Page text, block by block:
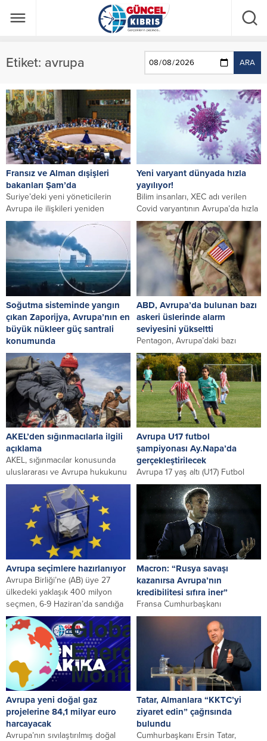
Etiket: avrupa ARA
Fransız ve Alman dışişleri
bakanları Şam’da
Suriye’deki yeni yöneticilerin
Avrupa ile ilişkileri yeniden
başlatması için ‘koşullar’. Suriye
Devlet Başkanı Beşşar Esed’in...
Yeni varyant dünyada hızla
yayılıyor!
Bilim insanları, XEC adı verilen
Covid varyantının Avrupa’da hızla
yayıldığını ve yakında baskın tür
haline...
Soğutma sisteminde yangın
çıkan Zaporijya, Avrupa’nın en
büyük nükleer güç santrali
konumunda
Avrupa’nın en büyük nükleer güç
santrali (NGS) Zaporijya’nın
soğutma sisteminde dün çıkan
yangın önemli oranda...
ABD, Avrupa’da bulunan bazı
askeri üslerinde alarm
seviyesini yükseltti
Pentagon, Avrupa’daki bazı
ülkelerde bulunan askerî
üslerinde alarm seviyesini tedbir
amaçlı yükselttiğini doğruladı ABD
Savunma...
AKEL’den sığınmacılarla ilgili
açıklama
AKEL, sığınmacılar konusunda
uluslararası ve Avrupa hukukunu
yerine getirmesi için Rum
Yönetimi’ne çağrıda bulundu.
AKEL,...
Avrupa U17 futbol
şampiyonası Ay.Napa’da
gerçekleştirilecek
Avrupa 17 yaş altı (U17) Futbol
Şampiyonasının bu yıl 20 Mayıs-5
Haziran tarihlerinde Ay.Napa’da
gerçekleştirileceği...
Avrupa seçimlere hazırlanıyor
Avrupa Birliği’ne (AB) üye 27
ülkedeki yaklaşık 400 milyon
seçmen, 6-9 Haziran’da sandığa
gidecek. Seçimde,...
Macron: “Rusya savaşı
kazanırsa Avrupa’nın
kredibilitesi sıfıra iner”
Fransa Cumhurbaşkanı
Emmanuel Macron, rakip olarak
nitelendirdiği Rusya’nın Ukrayna-
Rusya savaşını kazanması halinde
Avrupa’nın kredibilitesinin sıfıra...
Avrupa yeni doğal gaz
projelerine 84,1 milyar euro
harcayacak
Avrupa’nın sıvılaştırılmış doğal
Tatar, Almanlara “KKTC’yi
ziyaret edin” çağrısında
bulundu
Cumhurbaşkanı Ersin Tatar,